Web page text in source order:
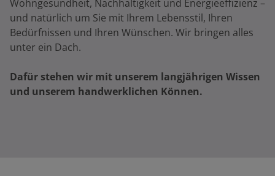
Wohngesundheit, Nachhaltigkeit und Energieeffizienz –
und natürlich um Sie mit Ihrem Lebensstil, Ihren
Bedürfnissen und Ihren Wünschen. Wir bringen alles
unter ein Dach.
Dafür stehen wir mit unserem langjährigen Wissen
und unserem handwerklichen Können.